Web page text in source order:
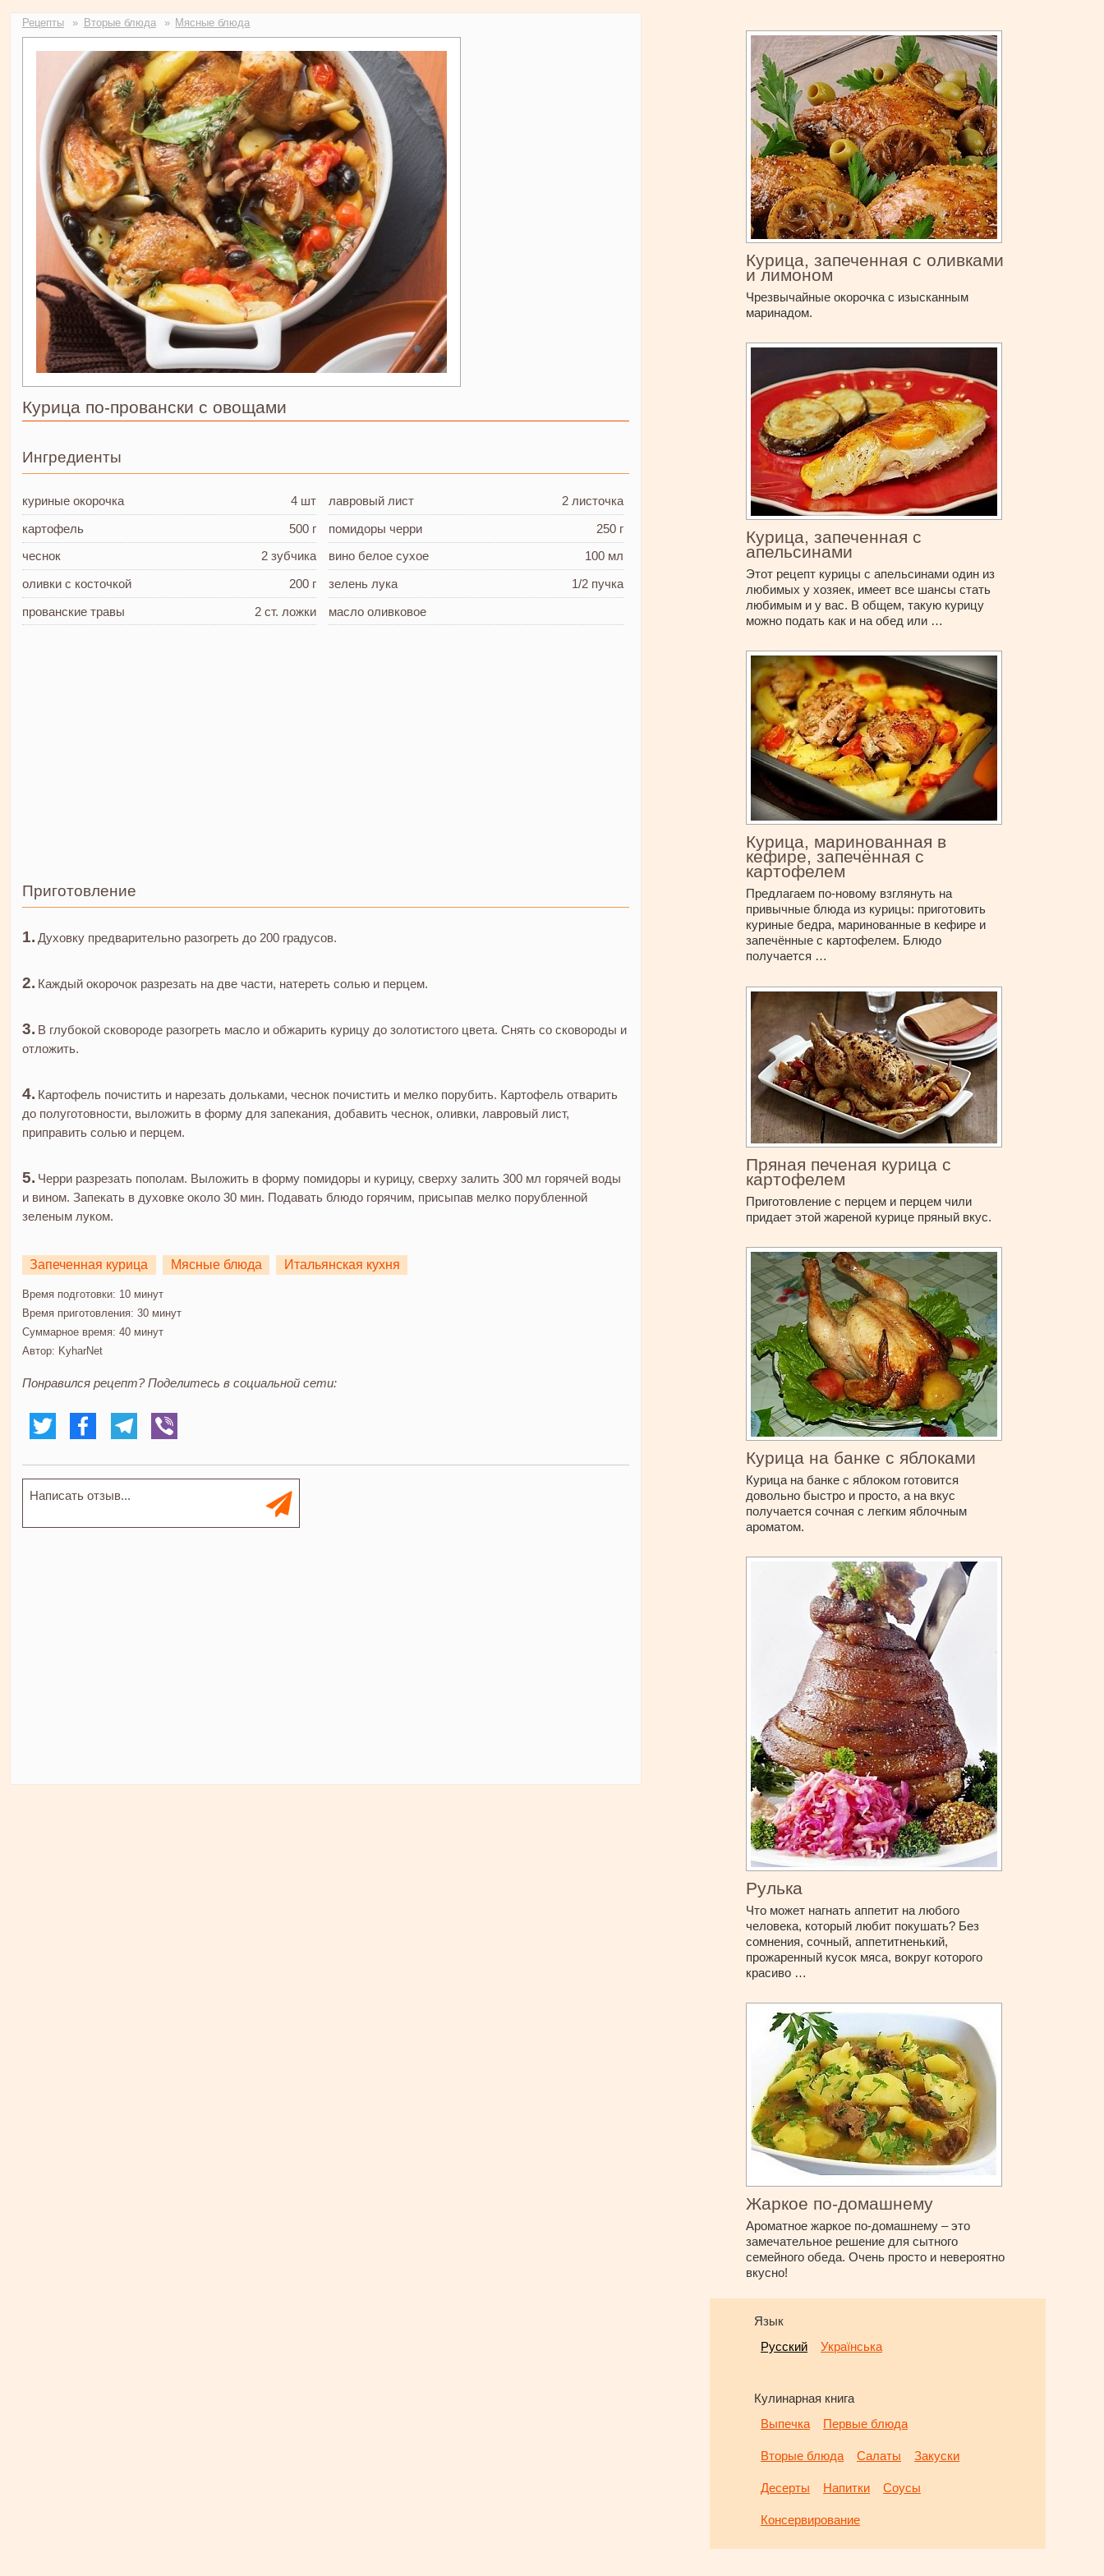
Рецепты Вторые блюда Мясные блюда
Курица по-провански с овощами
Ингредиенты
куриные окорочка
4 шт
картофель
500 г
чеснок
2 зубчика
оливки с косточкой
200 г
прованские травы
2 ст. ложки
лавровый лист
2 листочка
помидоры черри
250 г
вино белое сухое
100 мл
зелень лука
1/2 пучка
масло оливковое
Приготовление
Духовку предварительно разогреть до 200 градусов.
Каждый окорочок разрезать на две части, натереть солью и перцем.
В глубокой сковороде разогреть масло и обжарить курицу до золотистого цвета. Снять со сковороды и
отложить.
Картофель почистить и нарезать дольками, чеснок почистить и мелко порубить. Картофель отварить
до полуготовности, выложить в форму для запекания, добавить чеснок, оливки, лавровый лист,
приправить солью и перцем.
Черри разрезать пополам. Выложить в форму помидоры и курицу, сверху залить 300 мл горячей воды
и вином. Запекать в духовке около 30 мин. Подавать блюдо горячим, присыпав мелко порубленной
зеленым луком.
Запеченная курица Мясные блюда Итальянская кухня
Время подготовки: 10 минут
Время приготовления: 30 минут
Суммарное время: 40 минут
Автор: KyharNet
Понравился рецепт? Поделитесь в социальной сети:
Курица, запеченная с оливками
и лимоном
Чрезвычайные окорочка с изысканным
маринадом.
Курица, запеченная с
апельсинами
Этот рецепт курицы с апельсинами один из
любимых у хозяек, имеет все шансы стать
любимым и у вас. В общем, такую курицу
можно подать как и на обед или …
Курица, маринованная в
кефире, запечённая с
картофелем
Предлагаем по-новому взглянуть на
привычные блюда из курицы: приготовить
куриные бедра, маринованные в кефире и
запечённые с картофелем. Блюдо
получается …
Пряная печеная курица с
картофелем
Приготовление с перцем и перцем чили
придает этой жареной курице пряный вкус.
Курица на банке с яблоками
Курица на банке с яблоком готовится
довольно быстро и просто, а на вкус
получается сочная с легким яблочным
ароматом.
Рулька
Что может нагнать аппетит на любого
человека, который любит покушать? Без
сомнения, сочный, аппетитненький,
прожаренный кусок мяса, вокруг которого
красиво …
Жаркое по-домашнему
Ароматное жаркое по-домашнему – это
замечательное решение для сытного
семейного обеда. Очень просто и невероятно
вкусно!
Язык
Русский
Українська
Кулинарная книга
Выпечка
Первые блюда
Вторые блюда Салаты Закуски
Десерты Напитки Соусы
Консервирование